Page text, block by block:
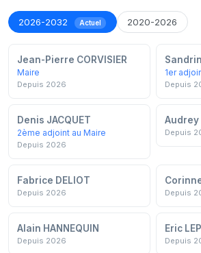
2026-2032 Actuel 2020-2026
Jean-Pierre CORVISIER
Maire
Depuis 2026
1er
Depuis
Denis JACQUET
2ème adjoint au Maire
Depuis 2026
Audrey
Depuis
Fabrice DELIOT
Depuis 2026 Depuis
Alain HANNEQUIN
Depuis 2026
Eric
Depuis